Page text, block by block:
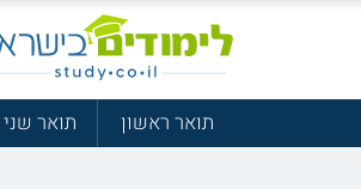
תואר ראשון תואר שני